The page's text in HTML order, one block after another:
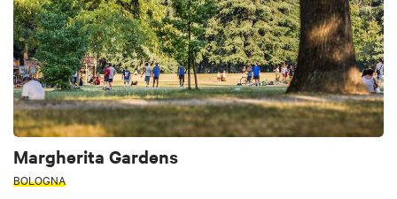
Margherita Gardens
BOLOGNA